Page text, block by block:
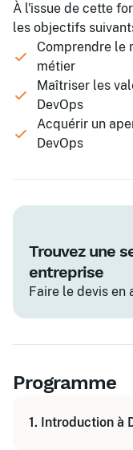
À l'issue de cette
les objectifs
Comprendre le
métier
Maîtriser les
DevOps
Acquérir un
DevOps
Trouvez une
entreprise
Faire le devis en
Programme
1. Introduction à